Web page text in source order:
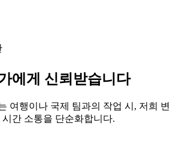
에게 신뢰받습니다
여행이나 국제 팀과의 작업 시, 저희 변
간 소통을 단순화합니다.